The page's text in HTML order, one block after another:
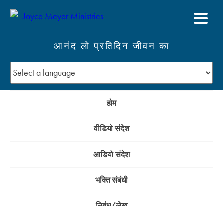
आनंद लो प्रतिदिन जीवन का
होम
वीडियो संदेश
आडियो संदेश
भक्ति संबंधी